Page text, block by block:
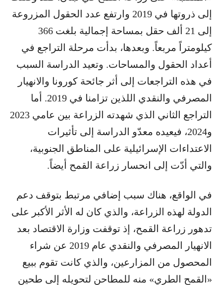
إلى ذروتها في 2019 وارتفع عدد الحقول المزروعة
إلى 21 ألف حقل بمساحة إجمالية بلغت 366
كيلومتراً مربعاً. وبعدها، بدأت مرحلة التراجع في
أعداد الحقول والمساحات. وتعيد الدراسة السبب
في هذه التراجعات إلى أثر جائحة كورونا والانهيار
المصرفي والنقدي اللذين تزامنا في 2019. أما
التراجع الثاني الذي شهدته الزراعة بين عامي 2023
و2024، فيعيده معدّو الدراسة إلى تأثيرات
الاعتداءات الإسرائيلية على المناطق الجنوبية،
والتي أدّت إلى انحسار زراعة القمح أيضاً.
في الواقع، هناك سبب إضافي مرتبط بتوقف دعم
الدولة لهذه الزراعة، والذي كان له الأثر الأكبر على
تدهور زراعة القمح، إذ توقفت وزارة الاقتصاد بعد
الانهيار المصرفي والنقدي عام 2019 عن شراء
المحصول من المزارعين، والذي كانت تقوم ببيع
«القمح الطري» منه للمطاحن لتحويله إلى طحين